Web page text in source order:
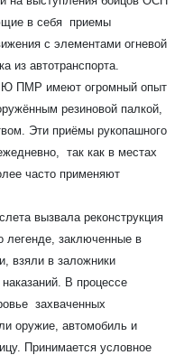
в себя приемы
с элементами огневой
из автотранспорта.
ПМР имеют огромный опыт
резиновой палкой,
Эти приёмы рукопашного
так как в местах
часто применяют
вызвала реконструкция
легенде, заключенные в
взяли в заложники
В процессе
захваченных
оружие, автомобиль и
Принимается условное